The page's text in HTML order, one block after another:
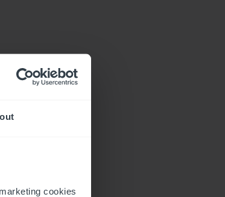
cookies